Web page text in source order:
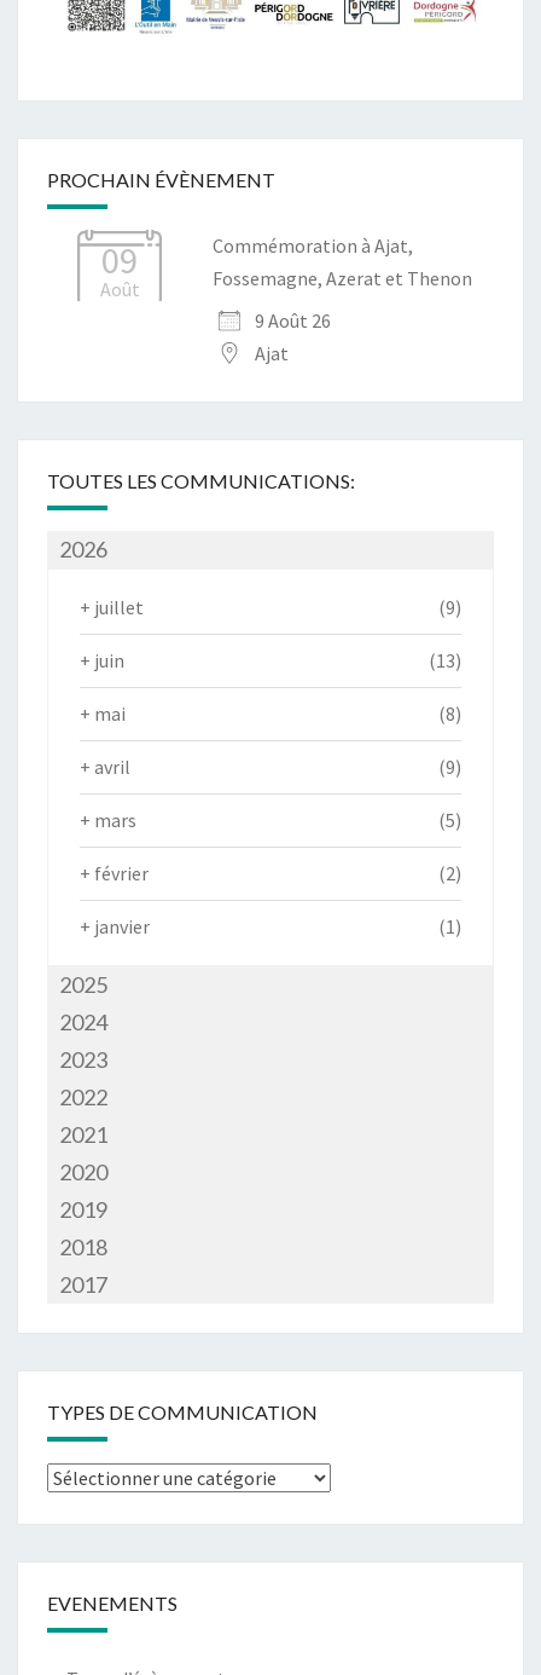
PROCHAIN ÉVÈNEMENT
09
Août
Commémoration à Ajat,
Fossemagne, Azerat et Thenon
9 Août 26
Ajat
TOUTES LES COMMUNICATIONS:
2026
+ juillet (9)
+ juin (13)
+ mai (8)
+ avril (9)
+ mars (5)
+ février (2)
+ janvier (1)
2025
2024
2023
2022
2021
2020
2019
2018
2017
TYPES DE COMMUNICATION
Types
EVENEMENTS